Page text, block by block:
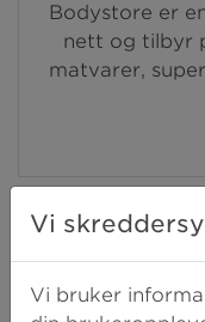
Bodystore er
nett og tilbyr
matvarer,
Vi
Vi bruker